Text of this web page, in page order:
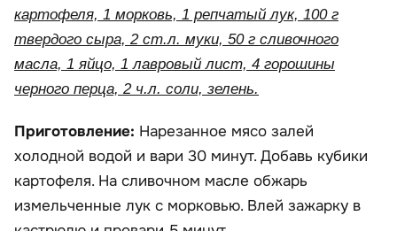
картофеля, 1 морковь, 1 репчатый лук, 100 г
твердого сыра, 2 ст.л. муки, 50 г сливочного
масла, 1 яйцо, 1 лавровый лист, 4 горошины
черного перца, 2 ч.л. соли, зелень.
Приготовление: Нарезанное мясо залей
холодной водой и вари 30 минут. Добавь кубики
картофеля. На сливочном масле обжарь
измельченные лук с морковью. Влей зажарку в